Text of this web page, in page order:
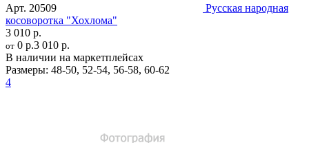
Арт. 20509
Русская народная
косоворотка "Хохлома"
3 010 р.
от 0 р.3 010 р.
В наличии на маркетплейсах
Размеры: 48-50, 52-54, 56-58, 60-62
4